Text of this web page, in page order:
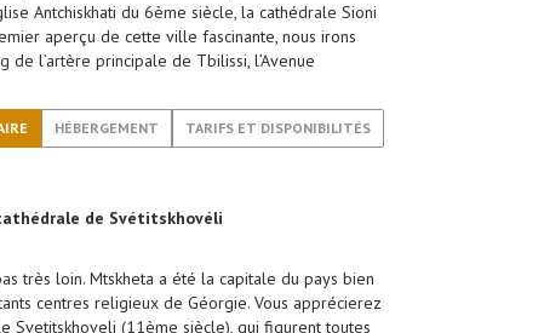
Antchiskhati du 6ème siècle, la cathédrale Sioni
aperçu de cette ville fascinante, nous irons
l’artère principale de Tbilissi, l’Avenue
HÉBERGEMENT TARIFS ET DISPONIBILITÉS
de Svétitskhovéli
très loin. Mtskheta a été la capitale du pays bien
centres religieux de Géorgie. Vous apprécierez
Svetitskhoveli (11ème siècle), qui figurent toutes